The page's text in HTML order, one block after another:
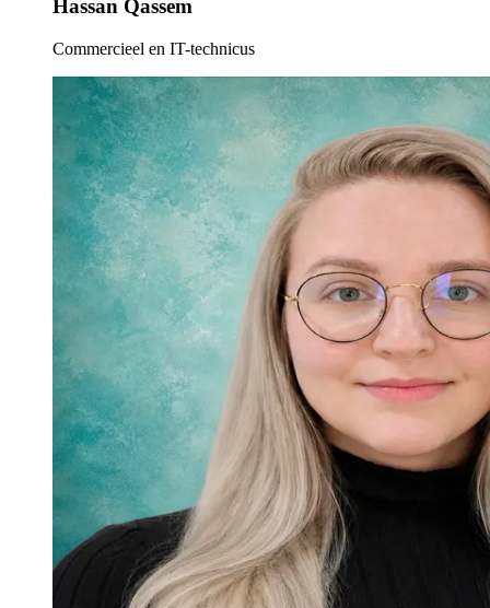
Hassan Qassem
Commercieel en IT-technicus